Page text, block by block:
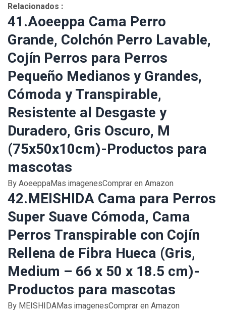
Relacionados :
41.Aoeeppa Cama Perro
Grande, Colchón Perro Lavable,
Cojín Perros para Perros
Pequeño Medianos y Grandes,
Cómoda y Transpirable,
Resistente al Desgaste y
Duradero, Gris Oscuro, M
(75x50x10cm)-Productos para
mascotas
By AoeeppaMas imagenesComprar en Amazon
42.MEISHIDA Cama para Perros
Super Suave Cómoda, Cama
Perros Transpirable con Cojín
Rellena de Fibra Hueca (Gris,
Medium – 66 x 50 x 18.5 cm)-
Productos para mascotas
By MEISHIDAMas imagenesComprar en Amazon